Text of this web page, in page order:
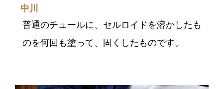
中川
普通のチュールに、セルロイドを溶かしたも
のを何回も塗って、固くしたものです。